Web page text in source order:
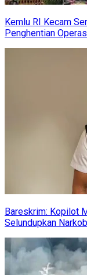
Kemlu RI Kecam
Penghentian
Bareskrim: Kopilot
Selundupkan